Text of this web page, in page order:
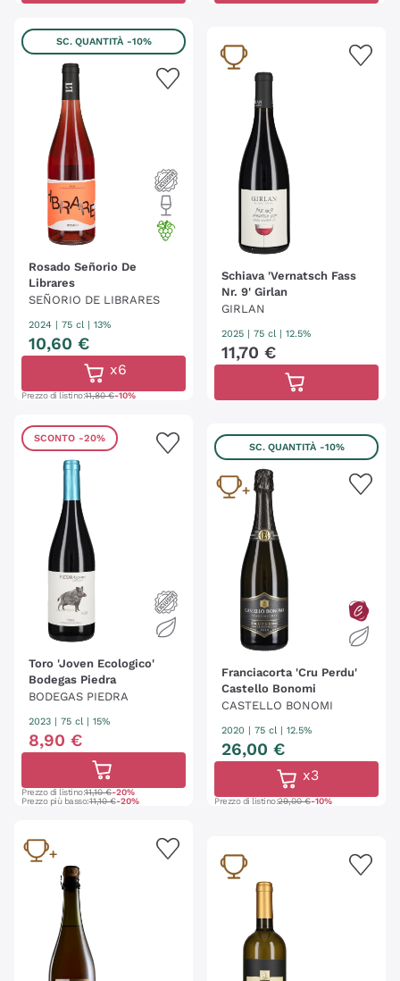
SC. QUANTITÀ -10%
Rosado Señorio De
Librares
SEÑORIO DE LIBRARES
2024 | 75 cl | 13%
10,60 €
Prezzo di listino:11,80 €-10%
x6
Schiava 'Vernatsch Fass
Nr. 9' Girlan
GIRLAN
2025 | 75 cl | 12.5%
11,70 €
SCONTO -20%
Toro 'Joven Ecologico'
Bodegas Piedra
BODEGAS PIEDRA
2023 | 75 cl | 15%
8,90 €
Prezzo di listino:11,10 €-20%
Prezzo più basso:11,10 €-20%
SC. QUANTITÀ -10%
Franciacorta 'Cru Perdu'
Castello Bonomi
CASTELLO BONOMI
2020 | 75 cl | 12.5%
26,00 €
Prezzo di listino:29,00 €-10%
x3